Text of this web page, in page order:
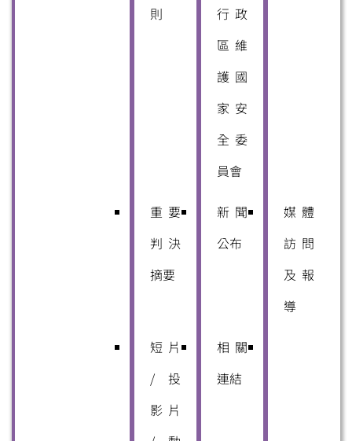
則
行政
區維
護國
家安
全委
員會
重要
判決
摘要
新聞
公布
媒體
訪問
及報
導
短片
/ 投
影片
相關
連結